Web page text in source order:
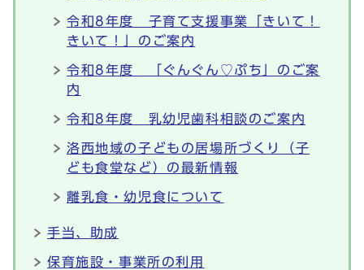
令和8年度 子育て支援事業「きいて！
きいて！」のご案内
令和8年度 「ぐんぐん♡ぷち」のご案
内
令和8年度 乳幼児歯科相談のご案内
洛西地域の子どもの居場所づくり（子
ども食堂など）の最新情報
離乳食・幼児食について
手当、助成
保育施設・事業所の利用